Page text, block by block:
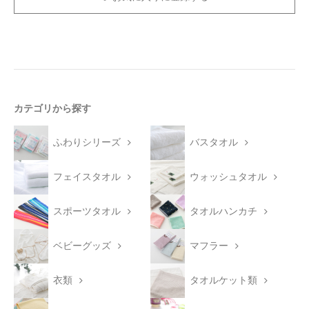
カテゴリから探す
ふわりシリーズ バスタオル
フェイスタオル ウォッシュタオル
スポーツタオル タオルハンカチ
ベビーグッズ マフラー
衣類 タオルケット類